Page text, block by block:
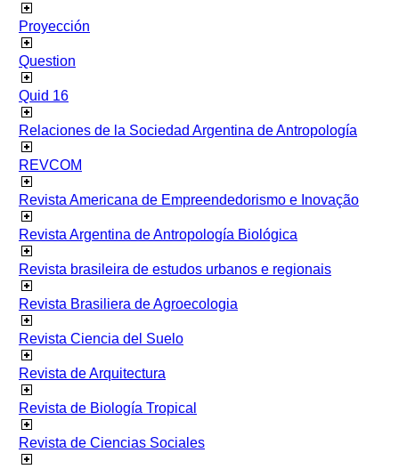
Proyección
Question
Quid 16
Relaciones de la Sociedad Argentina de Antropología
REVCOM
Revista Americana de Empreendedorismo e Inovação
Revista Argentina de Antropología Biológica
Revista brasileira de estudos urbanos e regionais
Revista Brasiliera de Agroecologia
Revista Ciencia del Suelo
Revista de Arquitectura
Revista de Biología Tropical
Revista de Ciencias Sociales